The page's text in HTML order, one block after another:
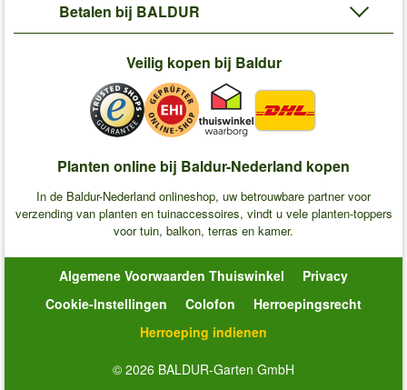
Betalen bij BALDUR
Veilig kopen bij Baldur
Planten online bij Baldur-Nederland kopen
In de Baldur-Nederland onlineshop, uw betrouwbare partner voor
verzending van planten en tuinaccessoires, vindt u vele planten-toppers
voor tuin, balkon, terras en kamer.
Algemene Voorwaarden Thuiswinkel
Privacy
Cookie-Instellingen
Colofon
Herroepingsrecht
Herroeping indienen
© 2026 BALDUR-Garten GmbH